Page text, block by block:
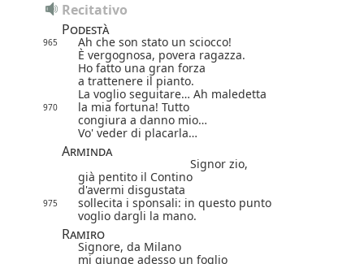
Recitativo
Podestà
965
Ah che son stato un sciocco!
È vergognosa, povera ragazza.
Ho fatto una gran forza
a trattenere il pianto.
La voglio seguitare… Ah maledetta
970
la mia fortuna! Tutto
congiura a danno mio…
Vo' veder di placarla…
Arminda
Signor zio,
già pentito il Contino
d'avermi disgustata
975
sollecita i sponsali: in questo punto
voglio dargli la mano.
Ramiro
Signore, da Milano
mi giunge adesso un foglio